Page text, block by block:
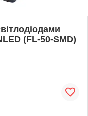
(FL-50-SMD)